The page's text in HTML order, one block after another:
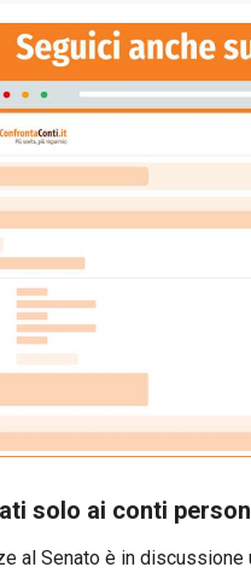
solo ai conti
al Senato è in